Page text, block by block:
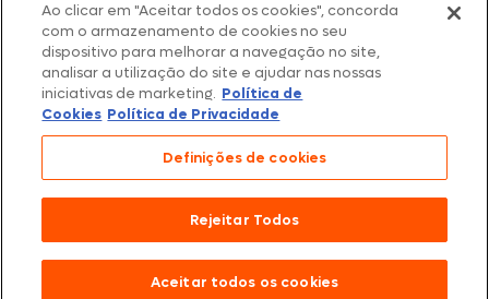
Fotos meramente ilustrativas | Ofertas válidas enquanto durarem os
estoques dos nossos parceiros | Vendas sujeitas a análise e confirmação
de dados.
Os preços, promoções e condições de pagamento são válidos
exclusivamente para compras efetuadas em nossos parceiros.
Todos os produtos estão sujeitos a disponibilidade de estoque.
São Paulo/SP – CEP 05.118-100
© 2026 Seara. Todos os direitos reservados
Ao clicar em "Aceitar todos os cookies", concorda
com o armazenamento de cookies no seu
dispositivo para melhorar a navegação no site,
analisar a utilização do site e ajudar nas nossas
iniciativas de marketing. Política de
Cookies Política de Privacidade
Definições de cookies
Rejeitar Todos
Aceitar todos os cookies